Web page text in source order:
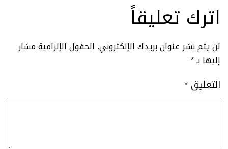
اترك تعليقاً
لن يتم نشر عنوان بريدك الإلكتروني. الحقول الإلزامية مشار
إليها بـ*
التعليق *